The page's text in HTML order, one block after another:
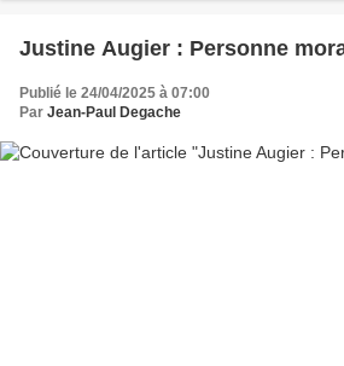
Justine Augier : Personne
Publié le 24/04/2025 à 07:00
Par Jean-Paul Degache